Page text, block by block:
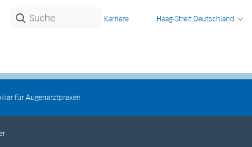
Karriere Haag-Streit Deutschland
für Augenarztpraxen